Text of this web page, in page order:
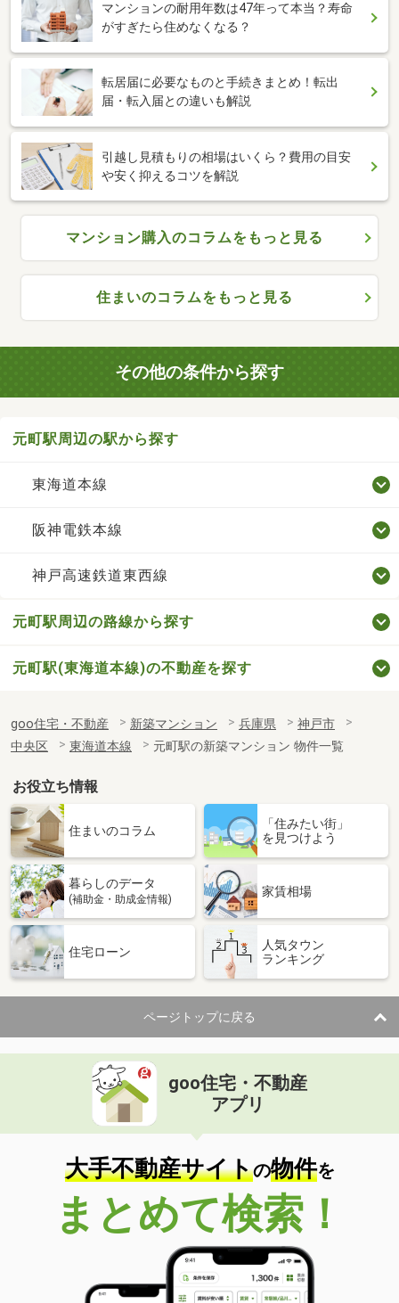
マンションの耐用年数は47年って本当？寿命
がすぎたら住めなくなる？
転居届に必要なものと手続きまとめ！転出
届・転入届との違いも解説
引越し見積もりの相場はいくら？費用の目安
や安く抑えるコツを解説
マンション購入のコラムをもっと見る
住まいのコラムをもっと見る
その他の条件から探す
元町駅周辺の駅から探す
東海道本線
阪神電鉄本線
神戸高速鉄道東西線
元町駅周辺の路線から探す
元町駅(東海道本線)の不動産を探す
goo住宅・不動産 新築マンション 兵庫県
神戸市
中央区
東海道本線 元町駅の新築マンション 物件一覧
お役立ち情報
住まいのコラム
「住みたい街」
を見つけよう
暮らしのデータ
(補助金・助成金情報)
家賃相場
住宅ローン
人気タウン
ランキング
ページトップに戻る
goo住宅・不動産
アプリ
大手不動産サイトの物件を
まとめて検索！